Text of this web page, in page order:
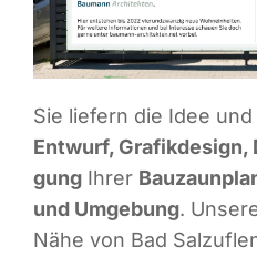
Sie lie­fern die Idee und
Ent­wurf,
gungIhrer
und Umge­bung.
Nähe von Bad